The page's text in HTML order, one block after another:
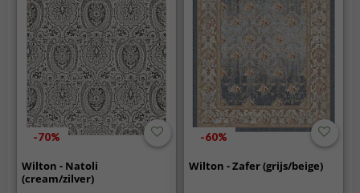
-70%
Wilton - Natoli
(cream/zilver)
-60%
Wilton - Zafer (grijs/beige)